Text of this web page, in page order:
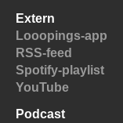
Extern
Looopings-app
RSS-feed
Spotify-playlist
YouTube
Podcast